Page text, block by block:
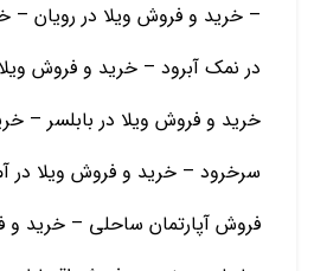
– خرید و فروش ویلا در رویان –
در نمک آبرود – خرید و فروش
خرید و فروش ویلا در بابلسر –
سرخرود – خرید و فروش ویلا در
فروش آپارتمان ساحلی – خرید و